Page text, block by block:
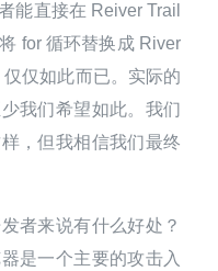
能直接在 Reiver Trail
for 循环替换成 River
仅如此而已。实际的
我们希望如此。我们
，但我相信我们最终
者来说有什么好处？
是一个主要的攻击入